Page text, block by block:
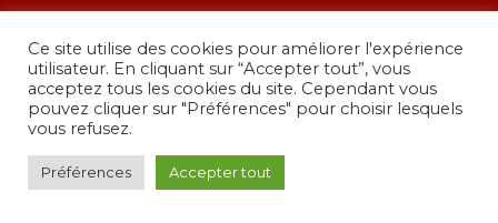
36 rue de Grenelle, 75007 Paris
presidence@conferenceolivaint.fr
© Copyright 2024 - Conférence Olivaint -
Ce site utilise des cookies pour améliorer l'expérience
utilisateur. En cliquant sur “Accepter tout”, vous
acceptez tous les cookies du site. Cependant vous
pouvez cliquer sur "Préférences" pour choisir lesquels
vous refusez.
Préférences Accepter tout